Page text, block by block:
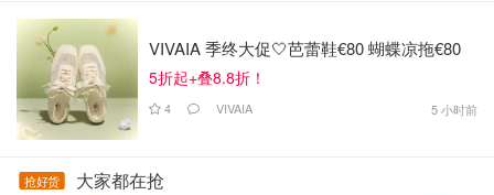
VIVAIA 季终大促🤍芭蕾鞋€80 蝴蝶凉拖€80
5折起+叠8.8折！
4 VIVAIA 5 小时前
抢好货 大家都在抢